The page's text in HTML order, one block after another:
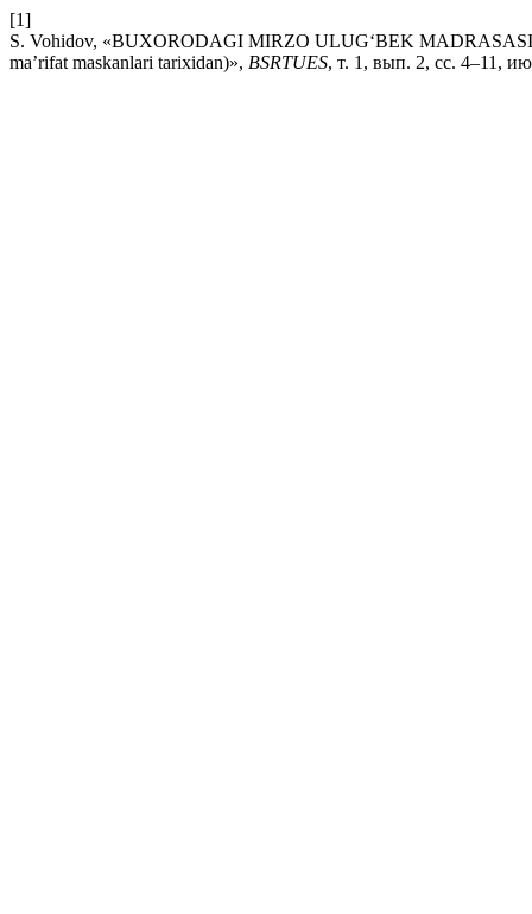
[1]
S. Vohidov, «BUXORODAGI MIRZO ULUG‘BEK
ma’rifat maskanlari tarixidan)», BSRTUES, т. 1, вып. 2, сс. 4–11,